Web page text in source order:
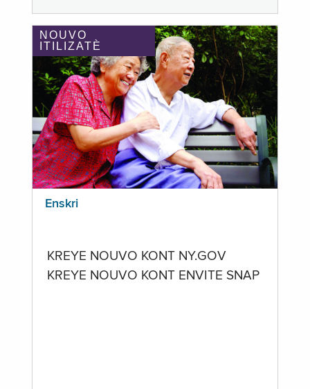
NOUVO
ITILIZATÈ
Enskri
KREYE NOUVO KONT NY.GOV
KREYE NOUVO KONT ENVITE SNAP